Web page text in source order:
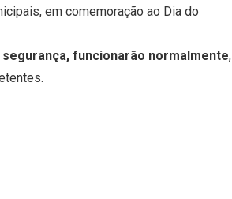
em comemoração ao Dia do
segurança, funcionarão normalmente,